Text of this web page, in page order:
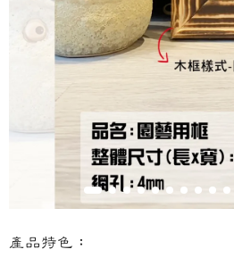
產品特色：